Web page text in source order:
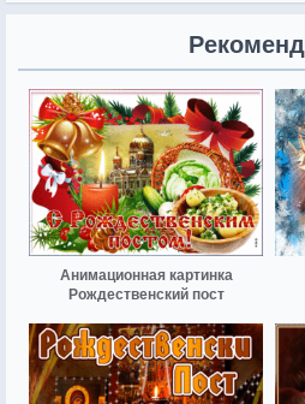
Анимационная картинка
Рождественский пост